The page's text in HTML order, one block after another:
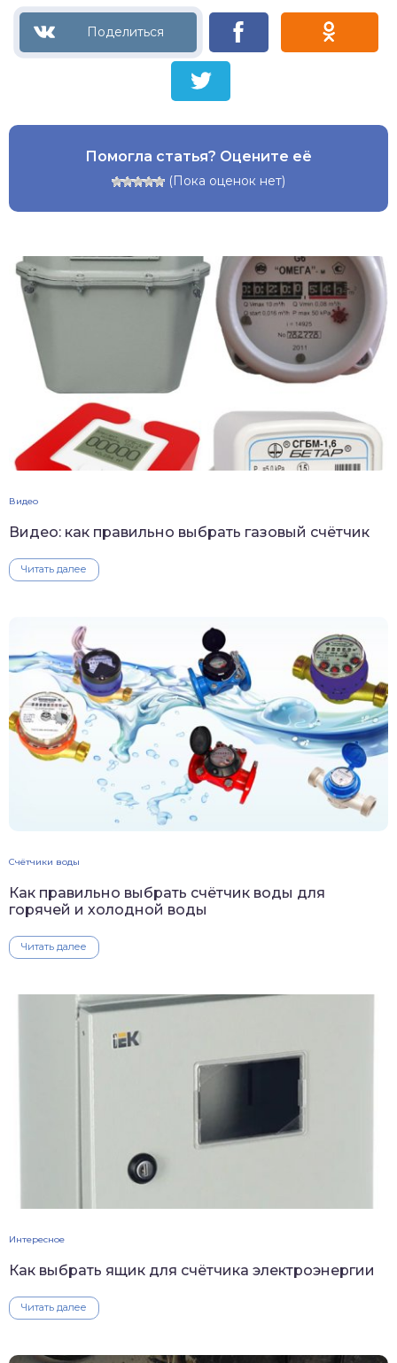
Помогла статья? Оцените её
(Пока оценок нет)
Видео
Видео: как правильно выбрать газовый счётчик
Читать далее
Счётчики воды
Как правильно выбрать счётчик воды для
горячей и холодной воды
Читать далее
Интересное
Как выбрать ящик для счётчика электроэнергии
Читать далее